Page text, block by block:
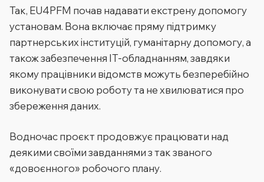
Так, EU4PFM почав надавати екстрену допомогу
установам. Вона включає пряму підтримку
партнерських інституцій, гуманітарну допомогу, а
також забезпечення IT-обладнанням, завдяки
якому працівники відомств можуть безперебійно
виконувати свою роботу та не хвилюватися про
збереження даних.
Водночас проєкт продовжує працювати над
деякими своїми завданнями з так званого
«довоєнного» робочого плану.